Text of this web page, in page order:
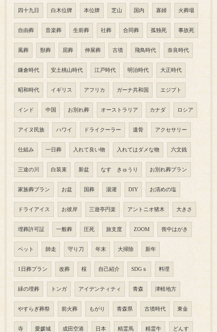
四十九日 白木位牌 本位牌 芝山 国内 寡婦 火葬場
自由葬 音楽葬 生前葬 社葬 合同葬 孤独死 事故死
風葬 獣葬 屈葬 伸展葬 古墳 飛鳥時代 奈良時代
鎌倉時代 安土桃山時代 江戸時代 明治時代 大正時代
昭和時代 イギリス アフリカ ガーナ共和国 エジプト
インド 中国 お別れ葬 オーストラリア カナダ ロシア
アイヌ民族 ハワイ ドライクーラー 遺骨 アクセサリー
仕組み 一日葬 入れて良い物 入れてはダメな物 六文銭
三途の川 白装束 新盆 なす きゅうり お別れ葬プラン
家族葬プラン お盆 国葬 湯灌 DIY お清めの塩
ドライアイス お彼岸 三遊亭円楽 アントニオ猪木 大きさ
埋葬許可証 一般葬 圧死 旅支度 ZOOM 喪中はがき
ペット 師走 守り刀 年末 大掃除 新年
1日葬プラン 改葬 桜 自己紹介 SDGｓ 料理
緑の埋葬 トンガ アイデンティティ 青森 津軽地方
やすらぎ葬祭 前火葬 もがり 青森県 古墳時代 東金
寺 愛媛城 成田空港 日本 精霊馬 精霊牛 どんす